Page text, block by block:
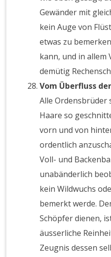
Gewänder mit
kein Auge von
etwas zu
kann, und in allem
demütig
Vom Überfluss
Alle Ordensbrüder
Haare so
vorn und von
ordentlich
Voll- und
unabänderlich
kein Wildwuchs
bemerkt werde.
Schöpfer dienen,
äusserliche
Zeugnis dessen